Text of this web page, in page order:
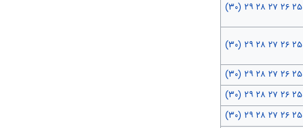
۲۵ ۲۶ ۲۷ ۲۸ ۲۹ (۳۰)
۲۵ ۲۶ ۲۷ ۲۸ ۲۹ (۳۰)
۲۵ ۲۶ ۲۷ ۲۸ ۲۹ (۳۰)
۲۵ ۲۶ ۲۷ ۲۸ ۲۹ (۳۰)
۲۵ ۲۶ ۲۷ ۲۸ ۲۹ (۳۰)